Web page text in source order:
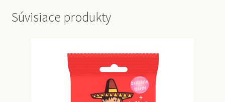
Súvisiace produkty